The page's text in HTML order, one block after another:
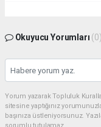
Okuyucu Yorumları (0)
Yorum yazarak Topluluk
sitesine yaptığınız
başınıza üstleniyorsunuz.